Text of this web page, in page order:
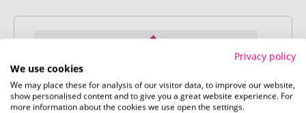
Schritt 1:
Privacy policy
We use cookies
We may place these for analysis of our visitor data, to improve our website,
show personalised content and to give you a great website experience. For
more information about the cookies we use open the settings.